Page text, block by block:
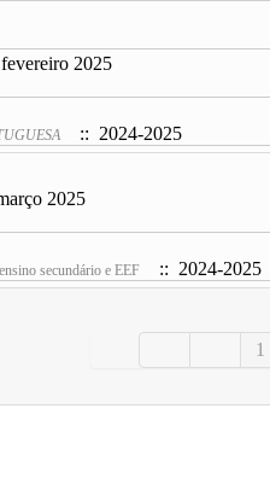
2025
:: 2024-2025
2025
secundário e EEF :: 2024-2025
1